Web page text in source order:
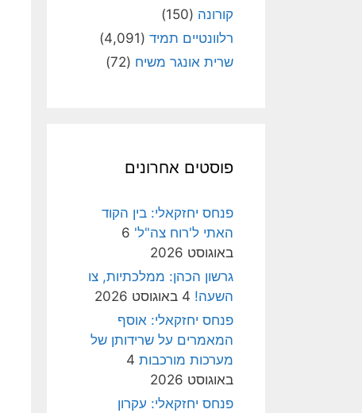
קורונה (150)
רלוונטיים תמיד (4,091)
שרית אונגר משיח (72)
פוסטים אחרונים
פנחס יחזקאלי: בין הקוד
האתי ל'רוח צה"ל' 6
באוגוסט 2026
גרשון הכהן: ממלכתיות, צו
השעה! 4 באוגוסט 2026
פנחס יחזקאלי: אוסף
המאמרים על שרידותן של
מערכות מורכבות 4
באוגוסט 2026
פנחס יחזקאלי: עקרון